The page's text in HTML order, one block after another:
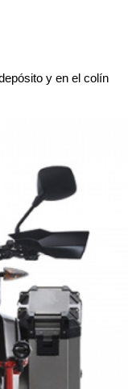
y en el colín